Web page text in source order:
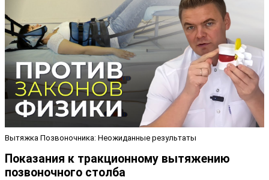
Вытяжка Позвоночника: Неожиданные результаты
Показания к тракционному вытяжению
позвоночного столба